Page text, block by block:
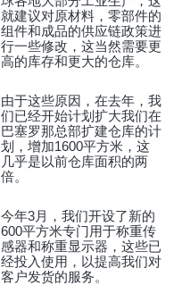
就建议对原材料，零部件的
组件和成品的供应链政策进
行一些修改，这当然需要更
高的库存和更大的仓库。
由于这些原因，在去年，我
们已经开始计划扩大我们在
巴塞罗那总部扩建仓库的计
划，增加1600平方米，这
几乎是以前仓库面积的两
倍。
今年3月，我们开设了新的
600平方米专门用于称重传
感器和称重显示器，这些已
经投入使用，以提高我们对
客户发货的服务。